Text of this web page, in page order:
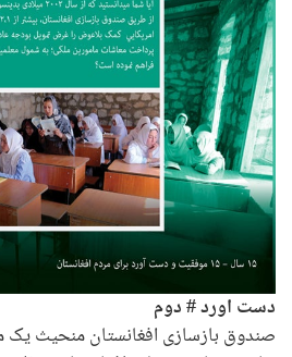
دست اورد # دوم
صندوق بازسازی افغانستان منحیث یک